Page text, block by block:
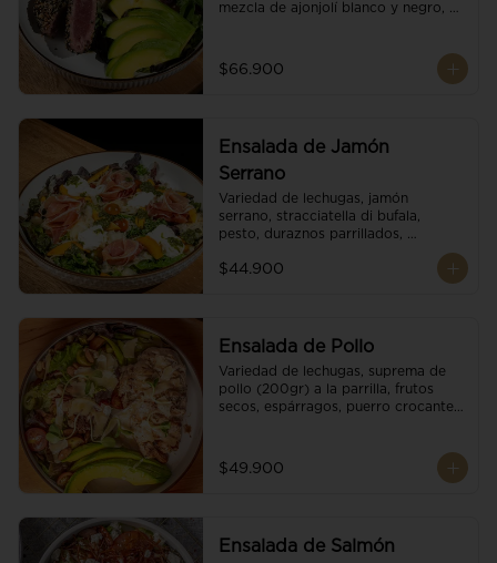
mezcla de ajonjolí blanco y negro,
parmesano, puerro crocante y
reducción de balsámico.
$66.900
Ensalada de Jamón
Serrano
Variedad de lechugas, jamón
serrano, stracciatella di bufala,
pesto, duraznos parrillados,
tomate cherry y vinagreta
$44.900
Ensalada de Pollo
Variedad de lechugas, suprema de
pollo (200gr) a la parrilla, frutos
secos, espárragos, puerro crocante,
balsámico.
$49.900
Ensalada de Salmón